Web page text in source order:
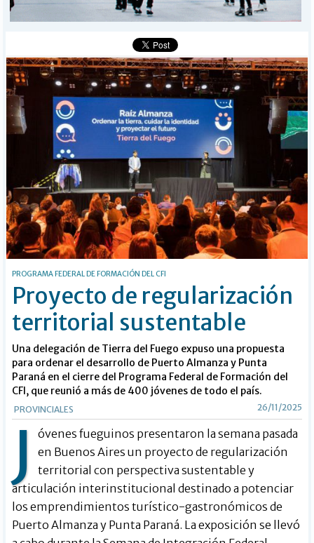
BÚSQUEDA
PROGRAMA FEDERAL DE FORMACIÓN DEL CFI
Proyecto de regularización
territorial sustentable
Una delegación de Tierra del Fuego expuso una propuesta
para ordenar el desarrollo de Puerto Almanza y Punta
Paraná en el cierre del Programa Federal de Formación del
CFI, que reunió a más de 400 jóvenes de todo el país.
PROVINCIALES 26/11/2025
J
óvenes fueguinos presentaron la semana pasada
en Buenos Aires un proyecto de regularización
territorial con perspectiva sustentable y
articulación interinstitucional destinado a potenciar
los emprendimientos turístico-gastronómicos de
Puerto Almanza y Punta Paraná. La exposición se llevó